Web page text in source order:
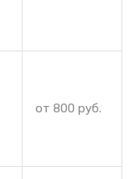
от 800 руб.